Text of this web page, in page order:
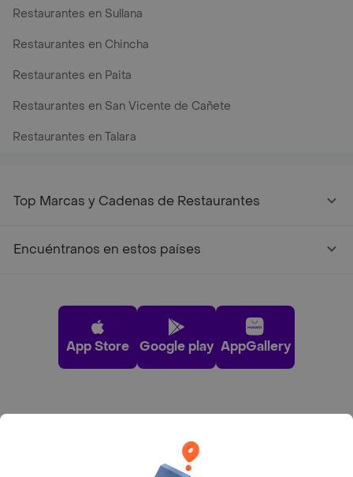
Restaurantes en Sullana
Restaurantes en Chincha
Restaurantes en Paita
Restaurantes en San Vicente de Cañete
Restaurantes en Talara
Top Marcas y Cadenas de Restaurantes
Encuéntranos en estos países
App Store Google play AppGallery